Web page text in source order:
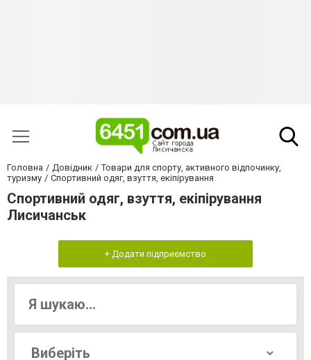
Головна Довідник
Товари для спорту, активного відпочинку,
туризму
Спортивний одяг, взуття, екіпірування
Спортивний одяг, взуття, екіпірування
Лисичанськ
+ Додати підприємство